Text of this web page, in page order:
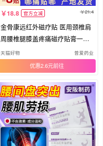
18.8 官方立减 21.4
金骨康远红外磁疗贴 医用颈椎肩
周腰椎腿膝盖疼痛磁疗贴膏一盒8
贴
天猫好物 普爱药业
优惠2.6元